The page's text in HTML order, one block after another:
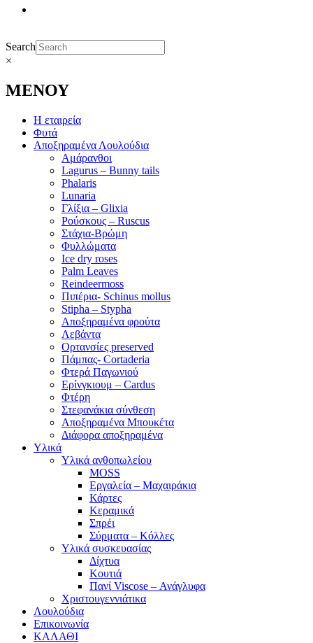
Search
×
ΜΕΝΟΥ
Η εταιρεία
Φυτά
Αποξηραμένα Λουλούδια
Αμάρανθοι
Lagurus – Bunny tails
Phalaris
Lunaria
Γλίξια – Glixia
Ρούσκους – Ruscus
Στάχια-Βρώμη
Φυλλώματα
Ice dry roses
Palm Leaves
Reindeermoss
Πιπέρια- Schinus mollus
Stipha – Stypha
Αποξηραμένα φρούτα
Λεβάντα
Ορτανσίες preserved
Πάμπας- Cortaderia
Φτερά Παγωνιού
Ερίνγκιουμ – Cardus
Φτέρη
Στεφανάκια σύνθεση
Αποξηραμένα Μπουκέτα
Διάφορα αποξηραμένα
Υλικά
Υλικά ανθοπωλείου
MOSS
Εργαλεία – Μαχαιράκια
Κάρτες
Κεραμικά
Σπρέι
Σύρματα – Κόλλες
Υλικά συσκευασίας
Δίχτυα
Κουτιά
Πανί Viscose – Ανάγλυφα
Χριστουγεννιάτικα
Λουλούδια
Επικοινωνία
ΚΑΛΑΘΙ